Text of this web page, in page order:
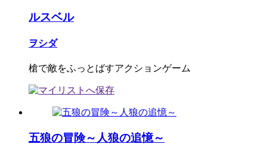
ルスベル
ヲシダ
槍で敵をふっとばすアクションゲーム
五狼の冒険～人狼の追憶～